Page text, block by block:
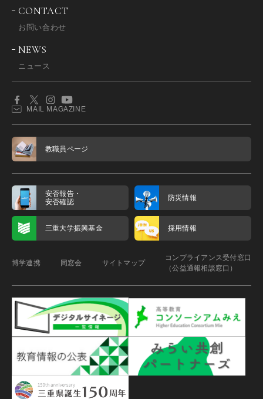
CONTACT
お問い合わせ
NEWS
ニュース
MAIL MAGAZINE
教職員ページ
安否報告・
安否確認
防災情報
三重大学振興基金 採用情報
博学連携 同窓会 サイトマップ
コンプライアンス受付窓口
（公益通報相談窓口）